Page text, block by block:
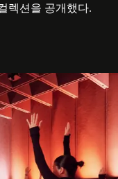
렉션을 공개했다.